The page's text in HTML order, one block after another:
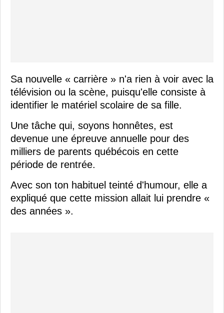
Sa nouvelle « carrière » n'a rien à voir avec la
télévision ou la scène, puisqu'elle consiste à
identifier le matériel scolaire de sa fille.
Une tâche qui, soyons honnêtes, est
devenue une épreuve annuelle pour des
milliers de parents québécois en cette
période de rentrée.
Avec son ton habituel teinté d'humour, elle a
expliqué que cette mission allait lui prendre «
des années ».